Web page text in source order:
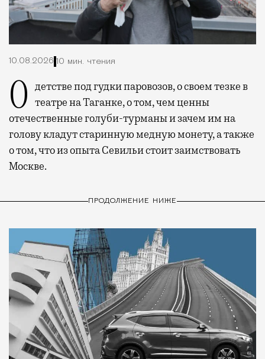
10.08.2026 10 мин. чтения
О детстве под гудки паровозов, о своем тезке в театре на Таганке, о том, чем ценны
отечественные голуби-турманы и зачем им на
голову кладут старинную медную монету, а также
о том, что из опыта Севильи стоит заимствовать
Москве.
ПРОДОЛЖЕНИЕ НИЖЕ